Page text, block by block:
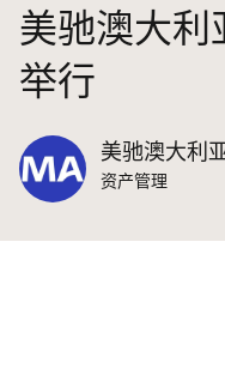
美驰澳大利
举行
美驰澳大利
资产管理